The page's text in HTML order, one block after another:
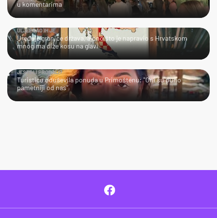
u komentarima
ULJEPŠAO IH JE
Uređuje granice država, a ono što je napravio s Hrvatskom
mnogima diže kosu na glavi
JESTE LI PROBALI?
Turisticu oduševila ponuda u Primoštenu: "Oni su puno
pametniji od nas"